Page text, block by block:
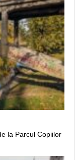
la Parcul Copiilor